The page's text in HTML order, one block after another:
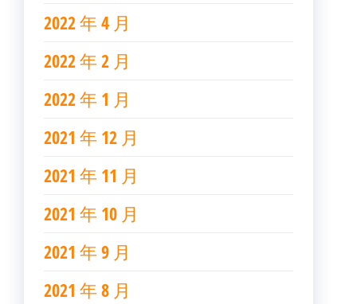
2022 年 4 月
2022 年 2 月
2022 年 1 月
2021 年 12 月
2021 年 11 月
2021 年 10 月
2021 年 9 月
2021 年 8 月